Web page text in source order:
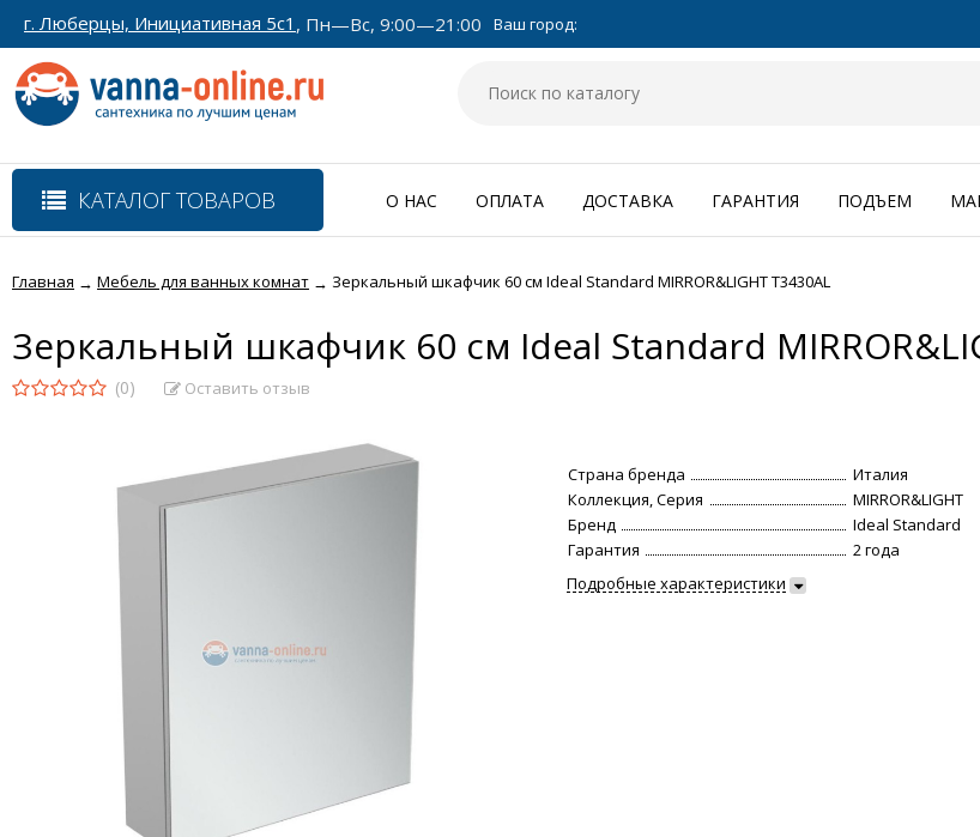
г. Люберцы, Инициативная 5с1 , Пн—Вс, 9:00—21:00 Ваш город:
КАТАЛОГ ТОВАРОВ О НАС ОПЛАТА ДОСТАВКА ГАРАНТИЯ ПОДЪЕМ
Главная → Мебель для ванных комнат → Зеркальный шкафчик 60 см Ideal Standard MIRROR&LIGHT T3430AL
Зеркальный шкафчик 60 см Ideal Standard
(0) Оставить отзыв
Страна бренда
Италия
Коллекция, Серия
MIRROR&LIGHT
Бренд
Ideal Standard
Гарантия
2 года
Подробные характеристики